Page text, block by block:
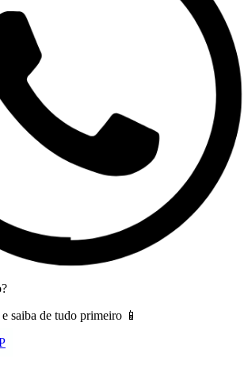
saiba de tudo primeiro 📱